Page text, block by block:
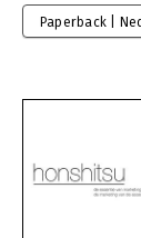
Paperback |